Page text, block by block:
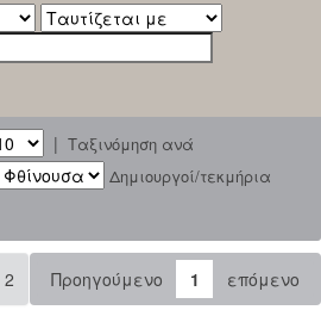
| Ταξινόμηση ανά
Δημιουργοί/τεκμήρια
Προηγούμενο 1 επόμενο